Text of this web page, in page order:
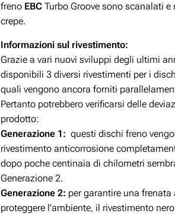
freno EBCTurbo Groove sono scanalati
crepe.
Informazioni sul rivestimento:
Grazie a vari nuovi sviluppi degli ultimi
disponibili 3 diversi rivestimenti per i
quali vengono ancora forniti
Pertanto potrebbero verificarsi delle
prodotto:
Generazione 1: questi dischi freno
rivestimento anticorrosione
dopo poche centinaia di chilometri
Generazione 2.
Generazione 2: per garantire una
proteggere l'ambiente, il rivestimento